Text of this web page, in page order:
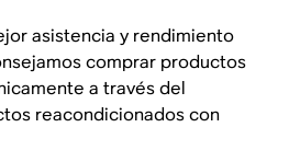
asistencia y rendimiento
comprar productos
a través del
reacondicionados con